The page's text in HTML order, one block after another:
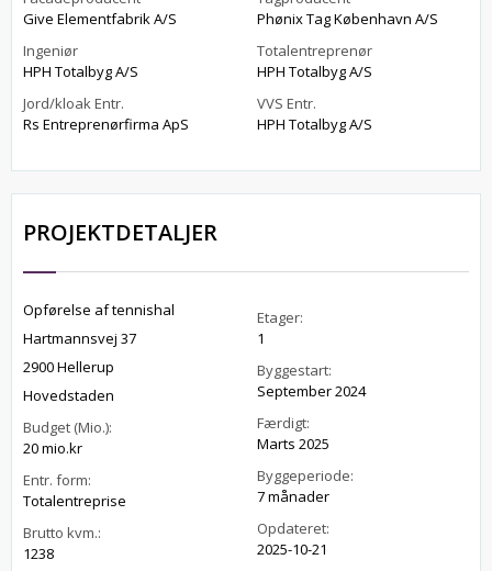
Give Elementfabrik A/S
Ingeniør
HPH Totalbyg A/S
Jord/kloak Entr.
Rs Entreprenørfirma ApS
Phønix Tag København A/S
Totalentreprenør
HPH Totalbyg A/S
VVS Entr.
HPH Totalbyg A/S
PROJEKTDETALJER
Opførelse af tennishal
Hartmannsvej 37
2900 Hellerup
Hovedstaden
Budget (Mio.):
20 mio.kr
Entr. form:
Totalentreprise
Brutto kvm.:
1238
Etager:
1
Byggestart:
September 2024
Færdigt:
Marts 2025
Byggeperiode:
7 månader
Opdateret:
2025-10-21